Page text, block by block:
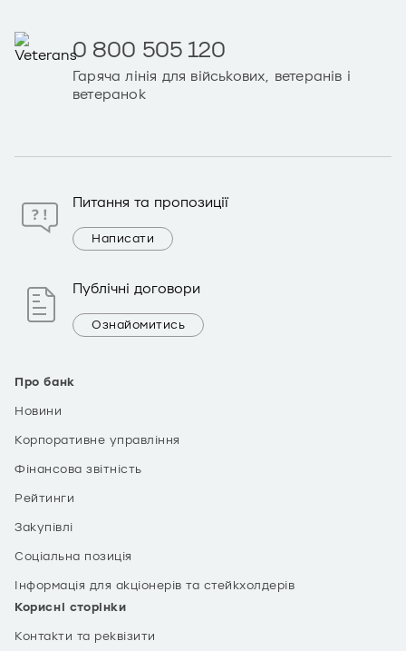
Про банк
Новини
Корпоративне управління
Фінансова звітність
Рейтинги
Закупівлі
Соціальна позиція
Інформація для акціонерів та стейкхолдерів
Корисні сторінки
Контакти та реквізити
0 800 505 120
Гаряча лінія для військових, ветеранів і
ветеранок
Питання та пропозиції
Написати
Публічні договори
Ознайомитись